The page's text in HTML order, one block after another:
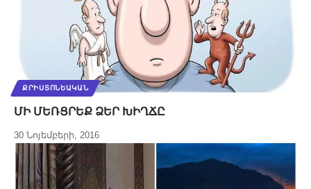
ՔՐԻՍՏՈՆԵԱԿԱՆ
ՄԻ ՄԵՌՑՐԵՔ ՁԵՐ ԽԻՂՃԸ
30 Նոյեմբերի, 2016